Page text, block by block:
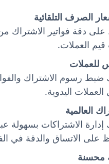
الصرف التلقائية
دقة فواتير الاشتراك
العملات.
للعملات
ضبط رسوم الاشتراك
اليدوية.
العالمية
إدارة الاشتراكات
على الاتساق والدقة في
محسنة